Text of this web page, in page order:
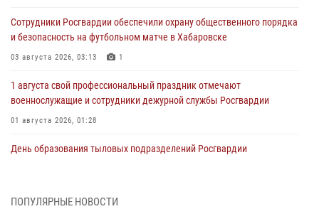
Сотрудники Росгвардии обеспечили охрану общественного порядка
и безопасность на футбольном матче в Хабаровске
03 августа 2026, 03:13 1
1 августа свой профессиональный праздник отмечают
военнослужащие и сотрудники дежурной службы Росгвардии
01 августа 2026, 01:28
День образования тыловых подразделений Росгвардии
В Управлении Росгвардии по Хабаровскому краю состоялось
ПОПУЛЯРНЫЕ НОВОСТИ